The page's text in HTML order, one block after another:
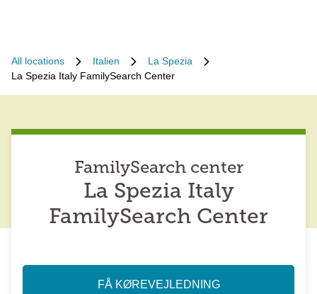
All locations Italien
La Spezia
La Spezia Italy FamilySearch Center
FamilySearch center
La Spezia Italy
FamilySearch Center
FÅ KØREVEJLEDNING